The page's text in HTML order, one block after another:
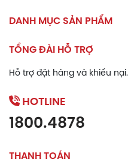
DANH MỤC SẢN PHẨM
TỔNG ĐÀI HỖ TRỢ
Hỗ trợ đặt hàng và khiếu nại.
HOTLINE
1800.4878
THANH TOÁN